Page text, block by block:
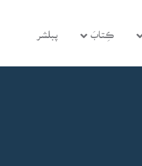
ڪِتابَ پبلشر